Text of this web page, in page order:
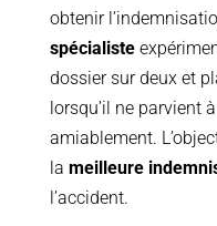
obtenir
spécialiste
dossier sur deux et
lorsqu’il ne parvient
amiablement.
la meilleure
l’accident.